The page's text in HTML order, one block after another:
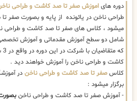
دوره های اموزش صفر تا صد کاشت و طراحی
طراحی ناخن در یائونده از پایه و بصورت صفر
میشود ، کلاس های صفر تا صد کاشت و طراحی
شامل دو سطح آموزش مقدماتی و آموزش
کاشت و طراحی ناخن را آموزش خواهند دید .
کلاسصفر تا صد کاشت و طراحی ناخن در
برگزار میشود :
- آموزش صفر تا صد کاشت و طراحی ناخن